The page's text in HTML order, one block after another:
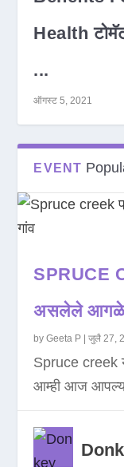
Health
...
ऑगस्ट 5, 2021
EVENT
SPRUCE
असलेले आगळे
byGeeta P |जुलै 27,
Spruce creek
आम्ही आज